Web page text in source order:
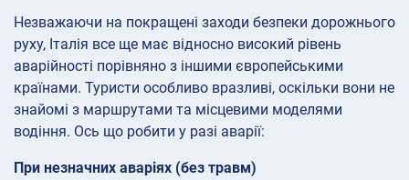
Незважаючи на покращені заходи безпеки дорожнього
руху, Італія все ще має відносно високий рівень
аварійності порівняно з іншими європейськими
країнами. Туристи особливо вразливі, оскільки вони не
знайомі з маршрутами та місцевими моделями
водіння. Ось що робити у разі аварії:
При незначних аваріях (без травм)